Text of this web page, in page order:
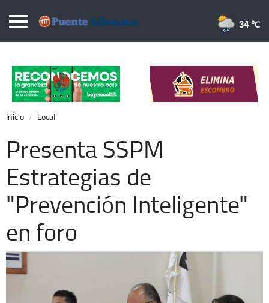
Puentelibre.mx
Local
Nacional
Opinión
Cronos
Economía
Espectáculos
Extra +
34 ℃
Inicio Local
Presenta SSPM
Estrategias de
"Prevención Inteligente"
en foro